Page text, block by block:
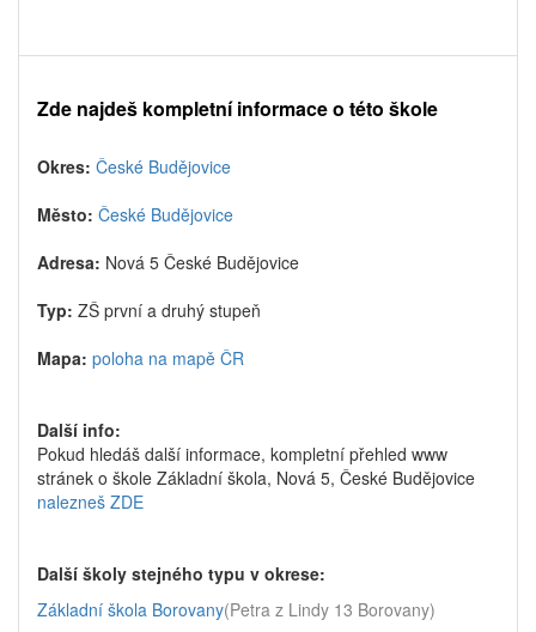
Zde najdeš kompletní informace o této škole
Okres: České Budějovice
Město: České Budějovice
Adresa: Nová 5 České Budějovice
Typ: ZŠ první a druhý stupeň
Mapa: poloha na mapě ČR
Další info:
Pokud hledáš další informace, kompletní přehled www
stránek o škole Základní škola, Nová 5, České Budějovice
nalezneš ZDE
Další školy stejného typu v okrese:
Základní škola Borovany(Petra z Lindy 13 Borovany)